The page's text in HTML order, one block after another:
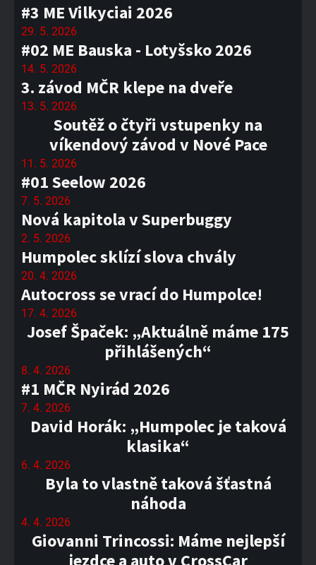
#3 ME Vilkyciai 2026
29. 5. 2026
#02 ME Bauska - Lotyšsko 2026
14. 5. 2026
3. závod MČR klepe na dveře
13. 5. 2026
Soutěž o čtyři vstupenky na
víkendový závod v Nové Pace
11. 5. 2026
#01 Seelow 2026
7. 5. 2026
Nová kapitola v Superbuggy
2. 5. 2026
Humpolec sklízí slova chvály
20. 4. 2026
Autocross se vrací do Humpolce!
17. 4. 2026
Josef Špaček: „Aktuálně máme 175
přihlášených“
8. 4. 2026
#1 MČR Nyirád 2026
7. 4. 2026
David Horák: „Humpolec je taková
klasika“
6. 4. 2026
Byla to vlastně taková šťastná
náhoda
4. 4. 2026
Giovanni Trincossi: Máme nejlepší
jezdce a auto v CrossCar